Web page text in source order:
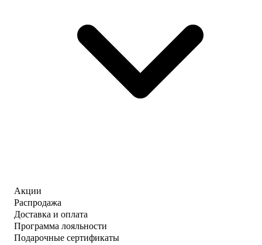
Акции
Распродажа
Доставка и оплата
Программа лояльности
Подарочные сертификаты